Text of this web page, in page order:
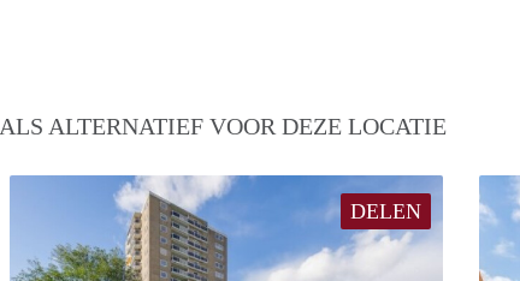
ALS ALTERNATIEF VOOR DEZE LOCATIE
DELEN